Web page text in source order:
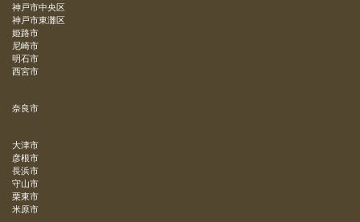
神戸市中央区
神戸市東灘区
姫路市
尼崎市
明石市
西宮市
奈良市
大津市
彦根市
長浜市
守山市
栗東市
米原市